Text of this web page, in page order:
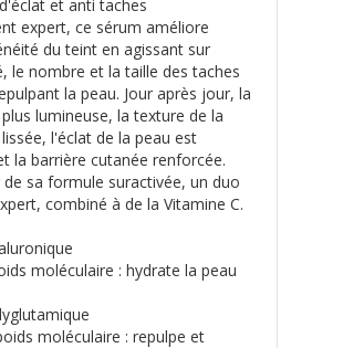
et anti taches
expert, ce sérum améliore
du teint en agissant sur
le nombre et la taille des taches
la peau. Jour après jour, la
lumineuse, la texture de la
l'éclat de la peau est
la barrière cutanée renforcée.
de sa formule suractivée, un duo
combiné à de la Vitamine C.
moléculaire : hydrate la peau
moléculaire : repulpe et